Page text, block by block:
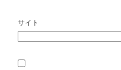
サイト